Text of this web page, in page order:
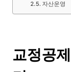
자산운영
교정공